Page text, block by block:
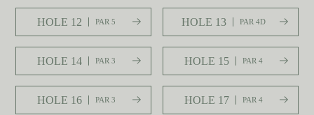
HOLE 12 PAR 5 HOLE 13 PAR 4D
HOLE 14 PAR 3 HOLE 15 PAR 4
HOLE 16 PAR 3 HOLE 17 PAR 4